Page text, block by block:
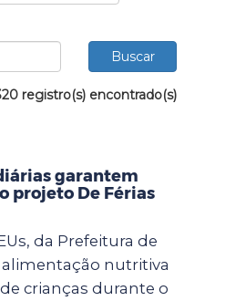
registro(s) encontrado(s)
garantem
projeto De Férias
da Prefeitura de
nutritiva
crianças durante o